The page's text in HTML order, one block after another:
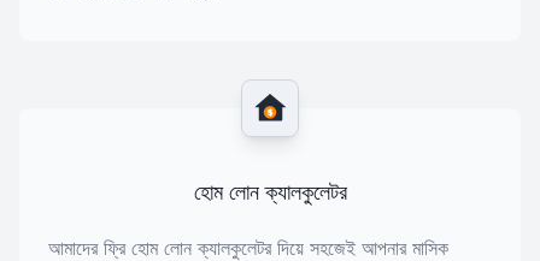
$
হোম লোন ক্যালকুলেটর
আমাদের ফ্রি হোম লোন ক্যালকুলেটর দিয়ে সহজেই আপনার মাসিক